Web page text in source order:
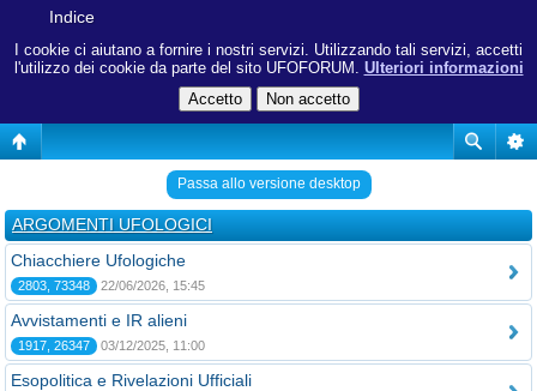
I cookie ci aiutano a fornire i nostri servizi. Utilizzando tali servizi, accetti
l'utilizzo dei cookie da parte del sito UFOFORUM. Ulteriori informazioni
Indice
Passa allo versione desktop
ARGOMENTI UFOLOGICI
Chiacchiere Ufologiche
2803, 73348 22/06/2026, 15:45
Avvistamenti e IR alieni
1917, 26347 03/12/2025, 11:00
Esopolitica e Rivelazioni Ufficiali